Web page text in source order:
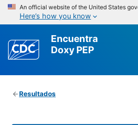
An official website of the United States
Here’s how you know
Encuentra
Doxy PEP
Resultados